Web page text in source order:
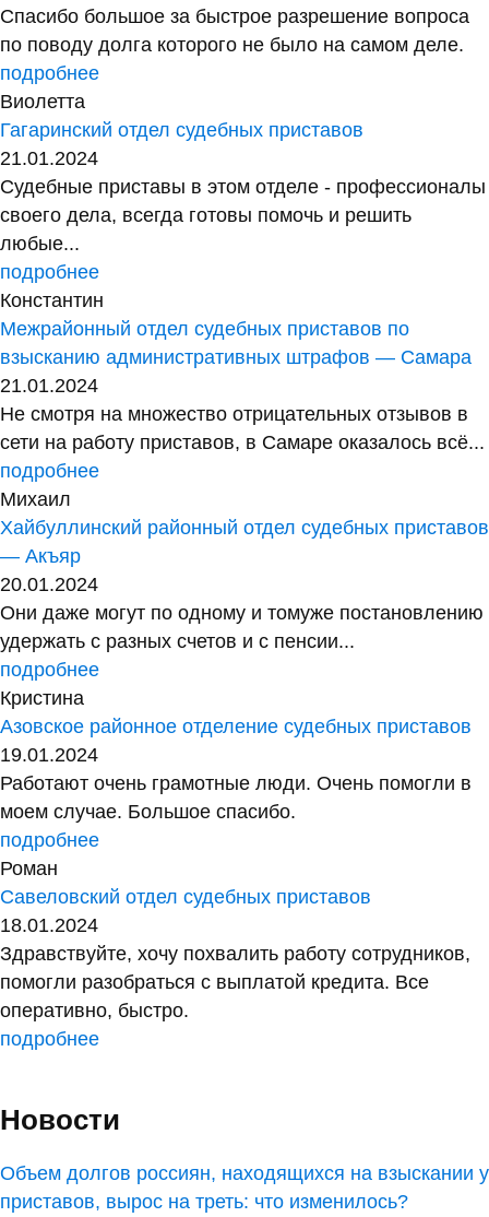
Спасибо большое за быстрое разрешение вопроса
по поводу долга которого не было на самом деле.
подробнее
Виолетта
Гагаринский отдел судебных приставов
21.01.2024
Судебные приставы в этом отделе - профессионалы
своего дела, всегда готовы помочь и решить
любые...
подробнее
Константин
Межрайонный отдел судебных приставов по
взысканию административных штрафов — Самара
21.01.2024
Не смотря на множество отрицательных отзывов в
сети на работу приставов, в Самаре оказалось всё...
подробнее
Михаил
Хайбуллинский районный отдел судебных приставов
— Акъяр
20.01.2024
Они даже могут по одному и томуже постановлению
удержать с разных счетов и с пенсии...
подробнее
Кристина
Азовское районное отделение судебных приставов
19.01.2024
Работают очень грамотные люди. Очень помогли в
моем случае. Большое спасибо.
подробнее
Роман
Савеловский отдел судебных приставов
18.01.2024
Здравствуйте, хочу похвалить работу сотрудников,
помогли разобраться с выплатой кредита. Все
оперативно, быстро.
подробнее
Новости
Объем долгов россиян, находящихся на взыскании у
приставов, вырос на треть: что изменилось?